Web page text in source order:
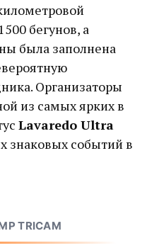
бегунов, а
была заполнена
Организаторы
из самых ярких в
Lavaredo Ultra
знаковых событий в
TRICAM